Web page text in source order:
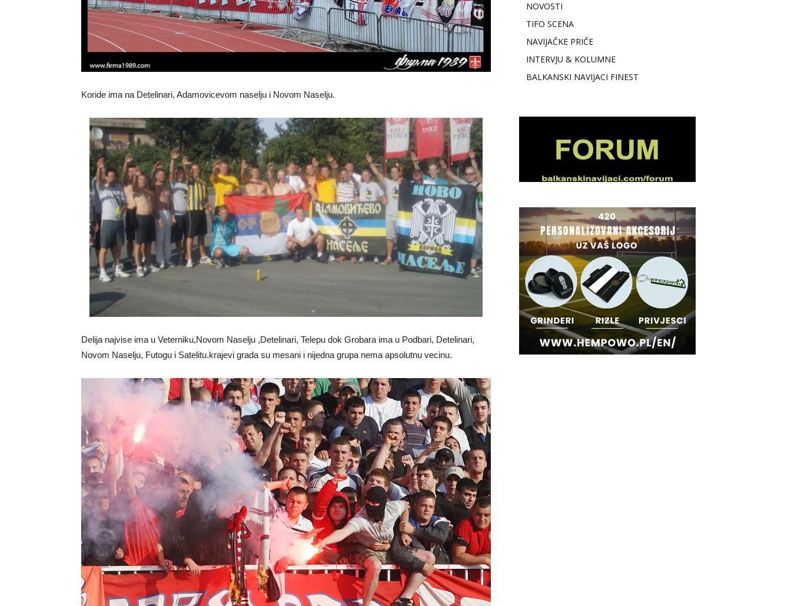
Koride ima na Detelinari, Adamovicevom naselju i Novom Naselju.
Delija najvise ima u Veterniku,Novom Naselju ,Detelinari, Telepu dok Grobara ima u Podbari, Detelinari,
Novom Naselju, Futogu i Satelitu.krajevi grada su mesani i nijedna grupa nema apsolutnu vecinu.
NOVOSTI
TIFO SCENA
NAVIJAČKE PRIČE
INTERVJU & KOLUMNE
BALKANSKI NAVIJACI FINEST